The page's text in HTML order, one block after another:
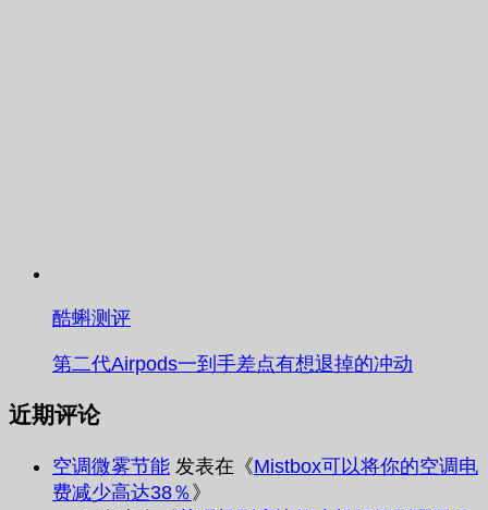
酷蝌测评
第二代Airpods一到手差点有想退掉的冲动
近期评论
空调微雾节能 发表在《Mistbox可以将你的空调电
费减少高达38％ 》